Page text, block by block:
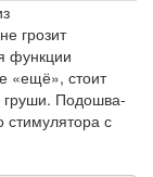
грозит
функции
«ещё», стоит
груши. Подошва-
стимулятора с